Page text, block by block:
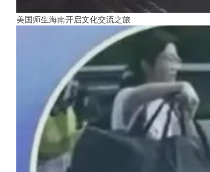
美国师生海南开启文化交流之旅